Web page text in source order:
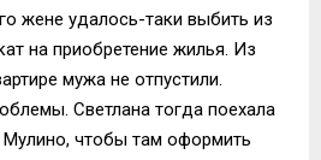
жене удалось-таки выбить из
на приобретение жилья. Из
мужа не отпустили.
Светлана тогда поехала
чтобы там оформить